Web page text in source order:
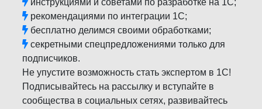
инструкциями и советами по разработке на 1С;
рекомендациями по интеграции 1С;
бесплатно делимся своими обработками;
секретными спецпредложениями только для
подписчиков.
Не упустите возможность стать экспертом в 1С!
Подписывайтесь на рассылку и вступайте в
сообщества в социальных сетях, развивайтесь